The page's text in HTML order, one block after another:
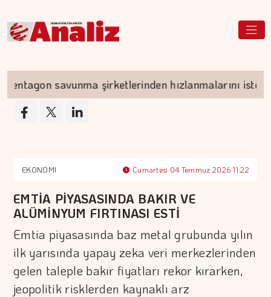
savunma şirketlerinden hızlanmalarını istedi
EKONOMİ Cumartesi 04 Temmuz 2026 11:22
EMTİA PİYASASINDA BAKIR VE
ALÜMİNYUM FIRTINASI ESTİ
Emtia piyasasında baz metal grubunda yılın
ilk yarısında yapay zeka veri merkezlerinden
gelen taleple bakır fiyatları rekor kırarken,
jeopolitik risklerden kaynaklı arz